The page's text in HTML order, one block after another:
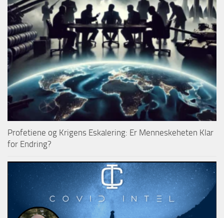
Profetiene og Krigens Eskalering: Er Menneskeheten Klar
for Endring?